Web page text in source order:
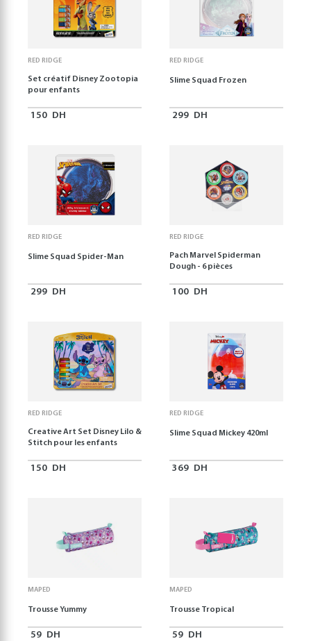
RED RIDGE
Set créatif Disney Zootopia
pour enfants
150 DH
RED RIDGE
Slime Squad Frozen
299 DH
RED RIDGE
Slime Squad Spider-Man
299 DH
RED RIDGE
Pach Marvel Spiderman
Dough - 6 pièces
100 DH
RED RIDGE
Creative Art Set Disney Lilo &
Stitch pour les enfants
150 DH
RED RIDGE
Slime Squad Mickey 420ml
369 DH
MAPED
Trousse Yummy
59 DH
MAPED
Trousse Tropical
59 DH